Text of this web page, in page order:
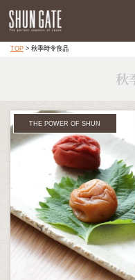
TOP> 秋季時令食品
秋
THE POWER OF SHUN